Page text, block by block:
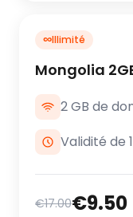
∞Illimité
Mongolia
2 GB de
Validité de
€17.00€9.50